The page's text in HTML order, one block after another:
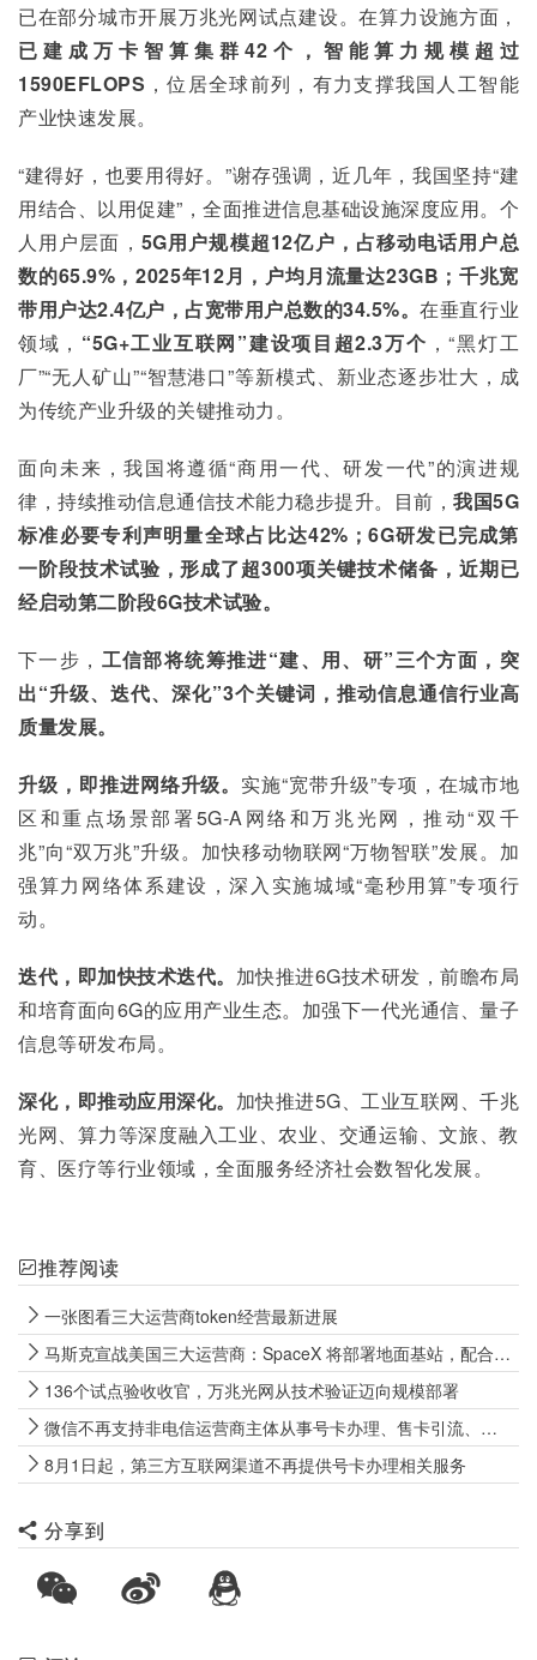
已在部分城市开展万兆光网试点建设。在算力设施方面，
已建成万卡智算集群42个，智能算力规模超过
1590EFLOPS ，位居全球前列，有力支撑我国人工智能
产业快速发展。
“建得好，也要用得好。”谢存强调，近几年，我国坚持“建
用结合、以用促建”，全面推进信息基础设施深度应用。个
人用户层面， 5G用户规模超12亿户，占移动电话用户总
数的65.9%，2025年12月，户均月流量达23GB；千兆宽
带用户达2.4亿户，占宽带用户总数的34.5%。在垂直行业
领域， “5G+工业互联网”建设项目超2.3万个 ，“黑灯工
厂”“无人矿山”“智慧港口”等新模式、新业态逐步壮大，成
为传统产业升级的关键推动力。
面向未来，我国将遵循“商用一代、研发一代”的演进规
律，持续推动信息通信技术能力稳步提升。目前， 我国5G
标准必要专利声明量全球占比达42%；6G研发已完成第
一阶段技术试验，形成了超300项关键技术储备，近期已
经启动第二阶段6G技术试验。
下一步， 工信部将统筹推进“建、用、研”三个方面，突
出“升级、迭代、深化”3个关键词，推动信息通信行业高
质量发展。
升级，即推进网络升级。 实施“宽带升级”专项，在城市地
区和重点场景部署5G-A网络和万兆光网，推动“双千
兆”向“双万兆”升级。加快移动物联网“万物智联”发展。加
强算力网络体系建设，深入实施城域“毫秒用算”专项行
动。
迭代，即加快技术迭代。 加快推进6G技术研发，前瞻布局
和培育面向6G的应用产业生态。加强下一代光通信、量子
信息等研发布局。
深化，即推动应用深化。 加快推进5G、工业互联网、千兆
光网、算力等深度融入工业、农业、交通运输、文旅、教
育、医疗等行业领域，全面服务经济社会数智化发展。
推荐阅读
一张图看三大运营商token经营最新进展
马斯克宣战美国三大运营商：SpaceX 将部署地面基站，配合卫星网络正面硬刚 AT&T、Verizon 和 T-Mobile
136个试点验收收官，万兆光网从技术验证迈向规模部署
微信不再支持非电信运营商主体从事号卡办理、售卡引流、代办开卡等经营行为
8月1日起，第三方互联网渠道不再提供号卡办理相关服务
分享到